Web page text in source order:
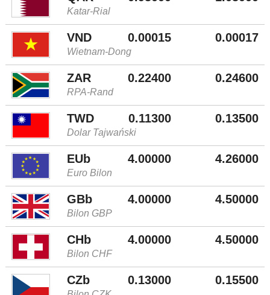
Katar-Rial
VND 0.00015 0.00017
Wietnam-Dong
ZAR 0.22400 0.24600
RPA-Rand
TWD 0.11300 0.13500
Dolar Tajwański
EUb 4.00000 4.26000
Euro Bilon
GBb 4.00000 4.50000
Bilon GBP
CHb 4.00000 4.50000
Bilon CHF
CZb 0.13000 0.15500